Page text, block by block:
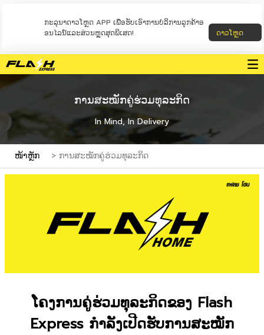
ກະລຸນາດາວໂຫຼດ APP ເພື່ອຮັບເອົາການບໍລິການລູກຄ້າອ
ອນໄລນ໌ແລະສ່ວນຫຼຸດສຸດພິເສດ!
ດາວໂຫຼດ
ການສະໝັກຄູ່ຮ່ວມທຸລະກິດ
In Mind, In Delivery
ໜ້າຫຼັກ > ການສະໝັກຄູ່ຮ່ວມທຸລະກິດ
ໂຄງການຄູ່ຮ່ວມທຸລະກິດຂອງ Flash
Express ກຳລັງເປີດຮັບການສະໝັກ